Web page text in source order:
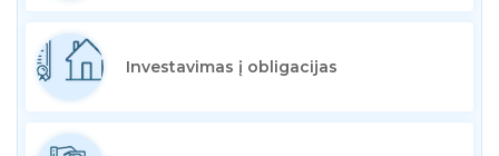
Investavimas į obligacijas